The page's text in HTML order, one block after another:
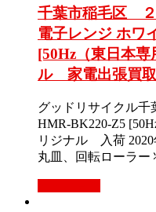
千葉市稲毛区
電子レンジ ホワ
[50Hz（東日本
ル 家電出張買取
グッドリサイクル
HMR-BK220-Z5
リジナル 入荷 2020
丸皿、回転ローラ